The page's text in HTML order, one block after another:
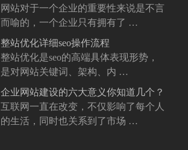
网站对于一个企业的重要性来说是不言
而喻的，一个企业只有拥有了 …
整站优化详细seo操作流程
整站优化是seo的高端具体表现形势，
是对网站关键词、架构、内 …
企业网站建设的六大意义你知道几个？
互联网一直在改变，不仅影响了每个人
的生活，同时也关系到了市场 …